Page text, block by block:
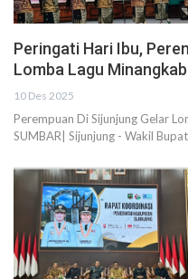
Peringati Hari Ibu,
Lomba Lagu
10 Des 2025
Perempuan Di Sijunjung Gelar
SUMBAR| Sijunjung - Wakil